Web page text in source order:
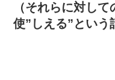
（それらに対し
使”しえる”という